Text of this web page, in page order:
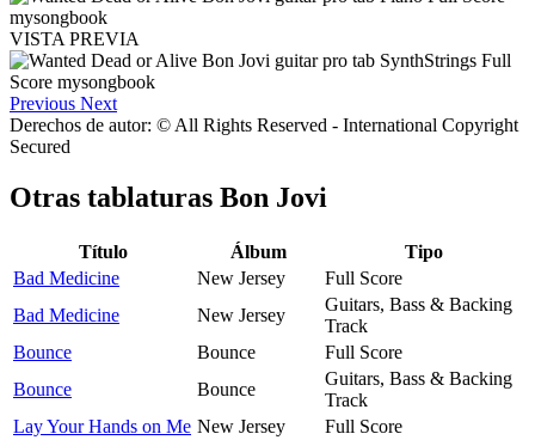
VISTA PREVIA
Previous Next
Derechos de autor: © All Rights Reserved - International Copyright
Secured
Otras tablaturas Bon Jovi
Título Álbum
Tipo
Bad Medicine
New Jersey
Full Score
Bad Medicine
New Jersey
Guitars, Bass & Backing
Track
Bounce
Bounce
Full Score
Bounce
Bounce
Guitars, Bass & Backing
Track
Lay Your Hands on Me New Jersey
Full Score